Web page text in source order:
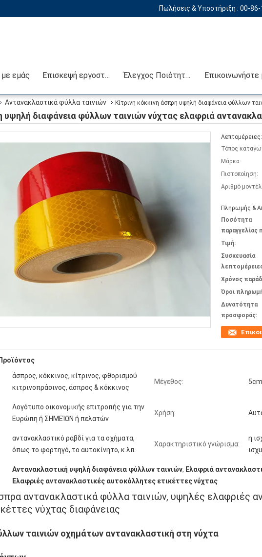
Πωλήσεις & Υποστήριξη : 00-86-
με εμάς Επισκεψή εργοστασίου Έλεγχος Ποιότητας
Αντανακλαστικά φύλλα ταινιών Κίτρινη κόκκινη άσπρη υψηλή διαφάνεια φύλλων
υψηλή διαφάνεια φύλλων ταινιών νύχτας ελαφριά
Λεπτομέρειες:
Τόπος
Μάρκα:
Πιστοποίηση:
Αριθμό
Πληρωμής &
Ποσότητα
παραγγελίας
Τιμή:
Συσκευασία
Χρόνος
Όροι
Δυνατότητα
προσφοράς:
άσπρος, κόκκινος, κίτρινος, φθορισμού
κιτρινοπράσινος, άσπρος & κόκκινος
Μέγεθος:
Λογότυπο οικονομικής επιτροπής για την
Ευρώπη ή ΣΗΜΕΊΩΝ ή πελατών
Χρήση:
αντανακλαστικό ραβδί για τα οχήματα,
όπως το φορτηγό, το αυτοκίνητο, κ.λπ.
Χαρακτηριστικό γνώρισμα:
η
Αντανακλαστική υψηλή διαφάνεια φύλλων ταινιών, Ελαφριά
Ελαφριές αντανακλαστικές αυτοκόλλητες ετικέττες νύχτας
αντανακλαστικά φύλλα ταινιών, υψηλές ελαφριές
νύχτας διαφάνειας
ταινιών οχημάτων αντανακλαστική στη νύχτα